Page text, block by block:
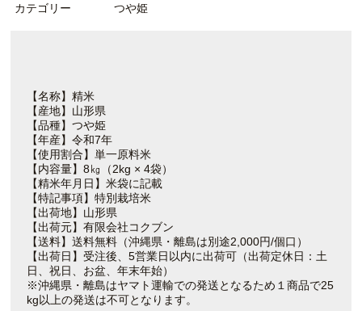
カテゴリー つや姫
【名称】精米
【産地】山形県
【品種】つや姫
【年産】令和7年
【使用割合】単一原料米
【内容量】8㎏（2kg × 4袋）
【精米年月日】米袋に記載
【特記事項】特別栽培米
【出荷地】山形県
【出荷元】有限会社コクブン
【送料】送料無料（沖縄県・離島は別途2,000円/個口）
【出荷日】受注後、5営業日以内に出荷可（出荷定休日：土
日、祝日、お盆、年末年始）
※沖縄県・離島はヤマト運輸での発送となるため１商品で25
kg以上の発送は不可となります。